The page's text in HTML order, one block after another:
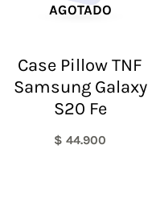
AGOTADO
Case Pillow TNF
Samsung Galaxy
S20 Fe
$ 44.900